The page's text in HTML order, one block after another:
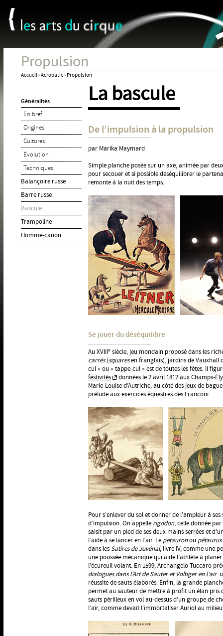
Propulsion
êtes
ici
Accueil›Acrobatie› Propulsion
Généralités
En bref
Origines
Cultures
Évolution
Techniques
Balançoire russe
Barre russe
Bascule
Trampoline
Homme-canon
La bascule
De l’impulsion à la propulsion
par Marika Maymard
Simple planche posée sur un axe, animée par
pour secouer et si possible déséquilibrer le
remonte à la nuit des temps.
Se jouer du déséquilibre
Au XVIIIe siècle, jeu mondain proposé dans les
carrés(squaresen franglais), jardins de Vauxhall
cul » ou « tappe-cul » est de toutes les fêtes. Il
festivités
données le 2 avril 1812 aux Champs-
Marie-Louise d’Autriche, au côté des jeux de
prélude aux exercices équestres des Franconi.
Pour s’enlever du sol et donner de l’ampleur à
d’impulsion. On appelle rigodon, celle donnée
saisit par un pied de ses deux mains serrées et
l’aide à se lancer en l’air. Le petauronou pétaurus
dans les Satires de Juvénal, livre IV, comme une
une poussée mécanique qui aide l’athlète à
l’écureuil volant. En 1599, Archangelo Tuccaro
dialogues dans l’Art de Sauter et Voltiger en l’air
réussite de sauts élaborés. Enfin, la grande
permet au sauteur de mettre à profit un élan pris
sauts périlleux en vol au-dessus d’un groupe de
l’air, comme devait l'immortaliser Auriol au milieu
Panneau de gestion des cookies